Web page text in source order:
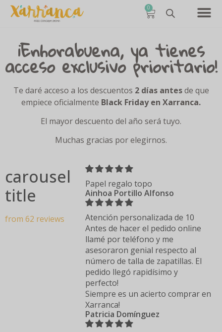
0
¡Enhorabuena, ya tienes
acceso exclusivo prioritario!
Te daré acceso a los descuentos 2 días antesde que
empiece oficialmente Black Friday en Xarranca.
El mayor descuento del año será tuyo.
Muchas gracias por elegirnos.
carousel
title
from 62 reviews
Papel regalo topo
Ainhoa Portillo Alfonso
Atención personalizada de 10
Antes de hacer el pedido online
llamé por teléfono y me
asesoraron genial respecto al
número de talla de zapatillas. El
pedido llegó rapidísimo y
perfecto!
Siempre es un acierto comprar en
Xarranca!
Patricia Domínguez